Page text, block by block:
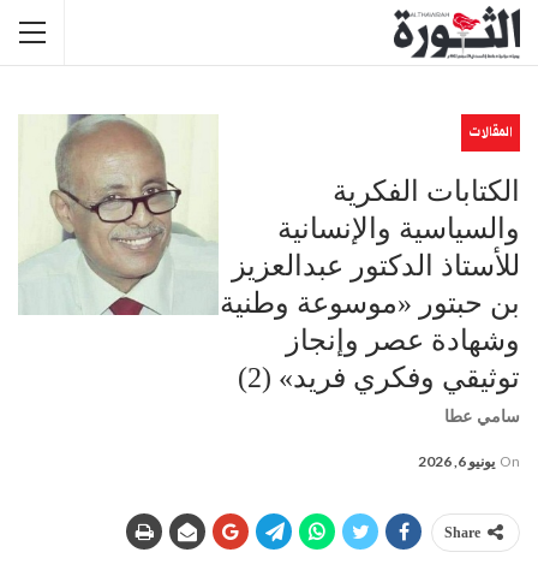
المقالات
الكتابات الفكرية
والسياسية والإنسانية
للأستاذ الدكتور عبدالعزيز
بن حبتور «موسوعة وطنية
وشهادة عصر وإنجاز
توثيقي وفكري فريد» (2)
سامي عطا
On يونيو 6, 2026
Share